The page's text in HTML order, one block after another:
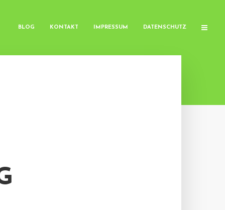
BLOG KONTAKT IMPRESSUM DATENSCHUTZ